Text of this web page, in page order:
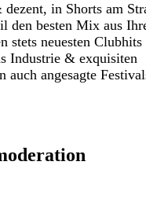
in Shorts am
den besten Mix aus
stets neuesten Clubhits
Industrie & exquisiten
auch angesagte